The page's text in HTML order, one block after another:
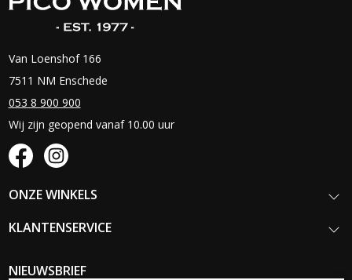
Van Loenshof 166
7511 NM Enschede
053 8 900 900
Wij zijn geopend vanaf 10.00 uur
ONZE WINKELS
KLANTENSERVICE
NIEUWSBRIEF